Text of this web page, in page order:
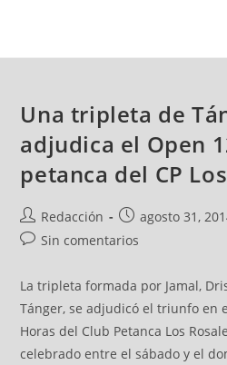
Una tripleta de
adjudica el Open
petanca del CP
Redacción agosto 31,
Sin comentarios
La tripleta formada por Jamal,
Tánger, se adjudicó el triunfo en
Horas del Club Petanca Los
celebrado entre el sábado y el